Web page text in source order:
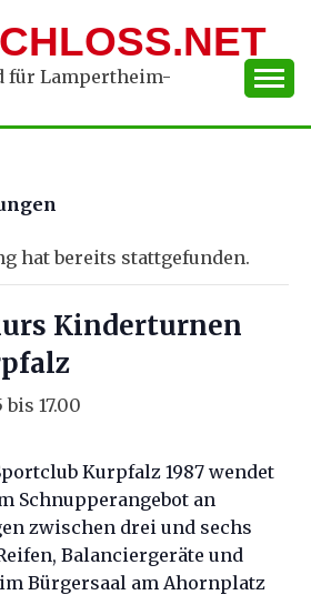
für Lampertheim-
hat bereits stattgefunden.
Kinderturnen
bis 17.00
Kurpfalz 1987 wendet
Schnupperangebot an
zwischen drei und sechs
Balanciergeräte und
Bürgersaal am Ahornplatz